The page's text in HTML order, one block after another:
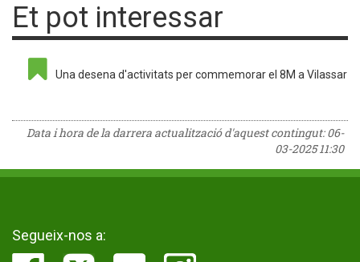
Et pot interessar
Una desena d'activitats per commemorar el 8M a Vilassar
Data i hora de la darrera actualització d'aquest contingut:06-
03-2025 11:30
Segueix-nos a: